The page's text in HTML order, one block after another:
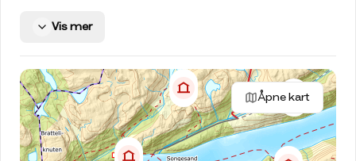
desember 2026.
De spektakulære hyttene er innfallsporten til
rutenettet i Frafjordheiene på sørsiden av
Lysefjorden. Med kun 1,5 times vandring fra
parkeringen i Vinddalen, er Skåpet en fin plass for
barnefamilier eller andre som vil på helgetur. Fra
Vis mer
Åpne kart